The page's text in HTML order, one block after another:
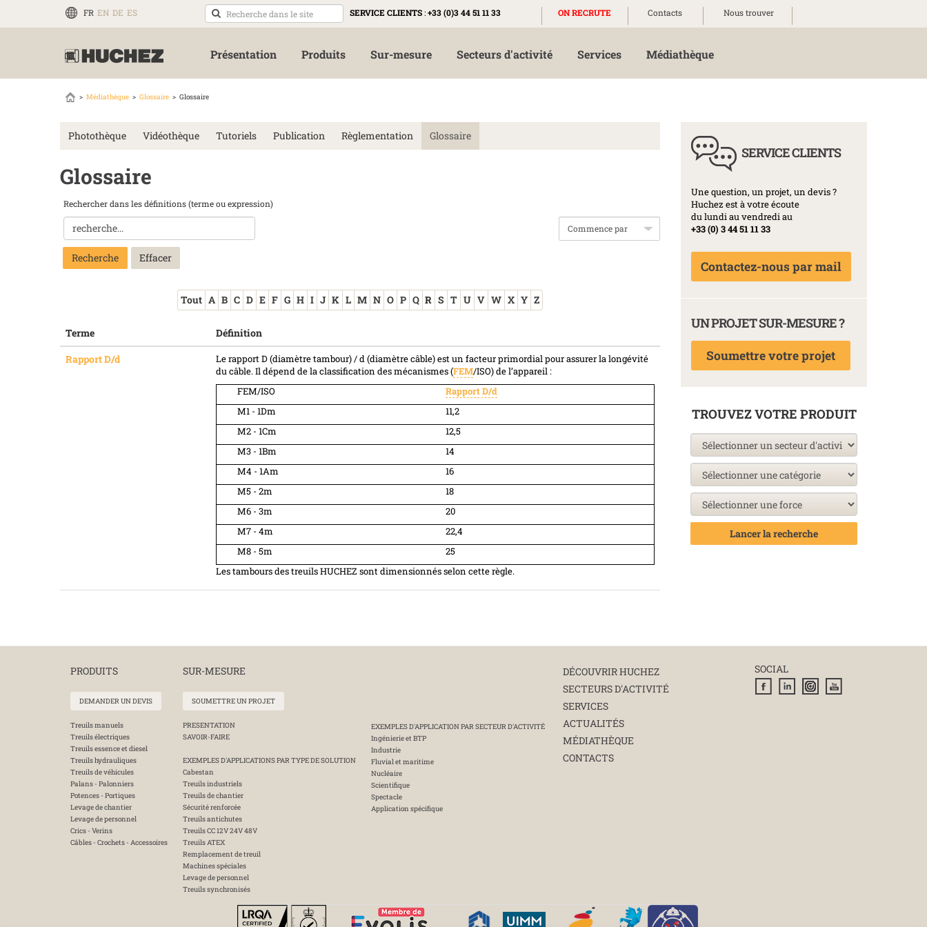
FR EN DE ES SERVICE CLIENTS:+33 (0)3 44 51 11 33 ON RECRUTE Contacts Nous trouver
Présentation Produits Sur-mesure Secteurs d'activité Services Médiathèque
Médiathèque Glossaire Glossaire
Photothèque Vidéothèque Tutoriels Publication Règlementation Glossaire
Glossaire
Rechercher dans les définitions (terme ou expression)
Recherche
Tout A B C D E F G H I J K L M N O P Q R S T U V W X Y Z
Terme
Définition
Rapport D/d
Le rapport D (diamètre tambour) / d (diamètre câble) est un facteur primordial pour assurer la longévité
du câble. Il dépend de la classification des mécanismes (FEM/ISO) de l’appareil :
FEM/ISO
Rapport D/d
M1 - 1Dm
11,2
M2 - 1Cm
12,5
M3 - 1Bm
14
M4 - 1Am
16
M5 - 2m
18
M6 - 3m
20
M7 - 4m
22,4
M8 - 5m
25
Les tambours des treuils HUCHEZ sont dimensionnés selon cette règle.
SERVICE CLIENTS
Une question, un projet, un devis ?
Huchez est à votre écoute
du lundi au vendredi au
+33 (0) 3 44 51 11 33
Contactez-nous par mail
UN PROJET SUR-MESURE ?
Soumettre votre projet
TROUVEZ VOTRE PRODUIT
Lancer la recherche
PRODUITS
DEMANDER UN DEVIS
Treuils manuels
Treuils électriques
Treuils essence et diesel
Treuils hydrauliques
Treuils de véhicules
Palans - Palonniers
Potences - Portiques
Levage de chantier
Levage de personnel
Crics - Verins
Câbles - Crochets - Accessoires
SUR-MESURE
SOUMETTRE UN PROJET
PRESENTATION
SAVOIR-FAIRE
EXEMPLES D'APPLICATIONS PAR TYPE DE SOLUTION
Cabestan
Treuils industriels
Treuils de chantier
Sécurité renforcée
Treuils antichutes
Treuils CC 12V 24V 48V
Treuils ATEX
Remplacement de treuil
Machines spéciales
Levage de personnel
Treuils synchronisés
EXEMPLES D'APPLICATION PAR SECTEUR D'ACTIVITÉ
Ingénierie et BTP
Industrie
Fluvial et maritime
Nucléaire
Scientifique
Spectacle
Application spécifique
DÉCOUVRIR HUCHEZ
SECTEURS D'ACTIVITÉ
SERVICES
ACTUALITÉS
MÉDIATHÈQUE
CONTACTS
SOCIAL